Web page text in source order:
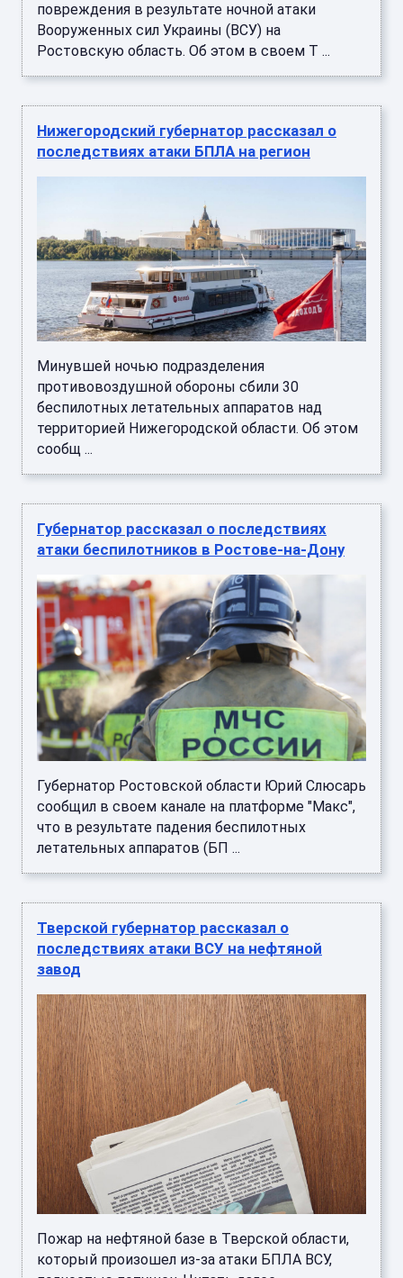
повреждения в результате ночной атаки
Вооруженных сил Украины (ВСУ) на
Ростовскую область. Об этом в своем T ...
Нижегородский губернатор рассказал о
последствиях атаки БПЛА на регион
Минувшей ночью подразделения
противовоздушной обороны сбили 30
беспилотных летательных аппаратов над
территорией Нижегородской области. Об этом
сообщ ...
Губернатор рассказал о последствиях
атаки беспилотников в Ростове-на-Дону
Губернатор Ростовской области Юрий Слюсарь
сообщил в своем канале на платформе "Макс",
что в результате падения беспилотных
летательных аппаратов (БП ...
Тверской губернатор рассказал о
последствиях атаки ВСУ на нефтяной
завод
Пожар на нефтяной базе в Тверской области,
который произошел из-за атаки БПЛА ВСУ,